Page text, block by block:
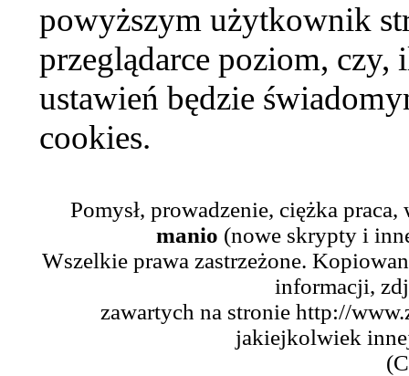
powyższym użytkownik
przeglądarce poziom,
ustawień będzie
cookies.
Pomysł, prowadzenie, ciężka
manio (nowe skrypty i
Wszelkie prawa zastrzeżone.
informacji,
zawartych na stronie http://
jakiejkolwiek